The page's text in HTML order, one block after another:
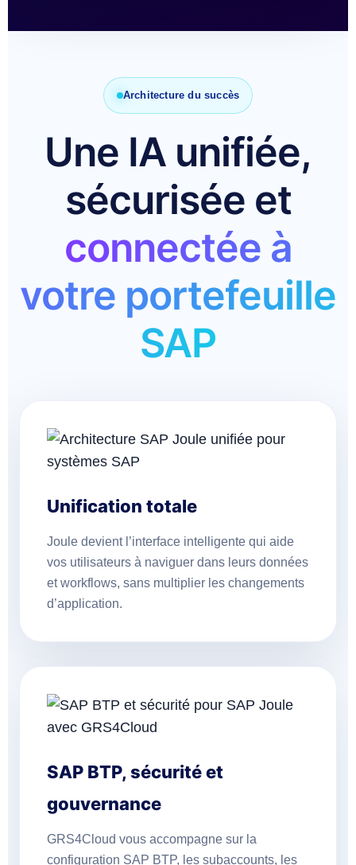
Architecture du succès
Une IA unifiée,
sécurisée et
connectée à
votre portefeuille
SAP
Unification totale
Joule devient l’interface intelligente qui aide
vos utilisateurs à naviguer dans leurs données
et workflows, sans multiplier les changements
d’application.
SAP BTP, sécurité et
gouvernance
GRS4Cloud vous accompagne sur la
configuration SAP BTP, les subaccounts, les